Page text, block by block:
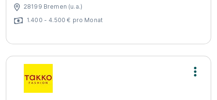
28199 Bremen (u.a.)
1.400 - 4.500 € pro Monat